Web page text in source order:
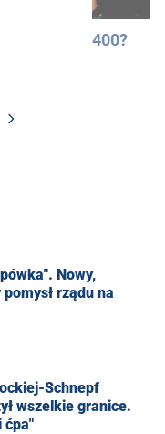
400?
Nowy,
rządu na
Schnepf
wszelkie granice.
ćpa"